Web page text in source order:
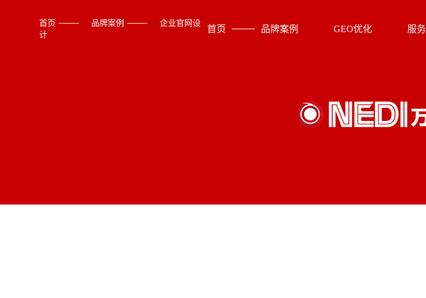
首页 > 品牌案例 >企业官网设
计
首页 品牌案例 GEO优化 服务